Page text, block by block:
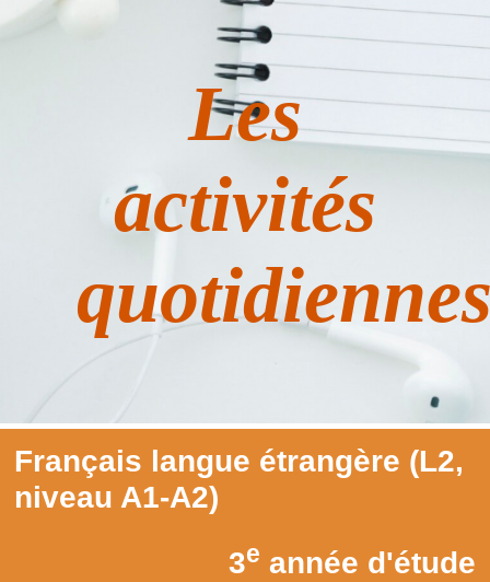
Les
activités
Français langue étrangère (L2,
niveau A1-A2)
3e année d'étude